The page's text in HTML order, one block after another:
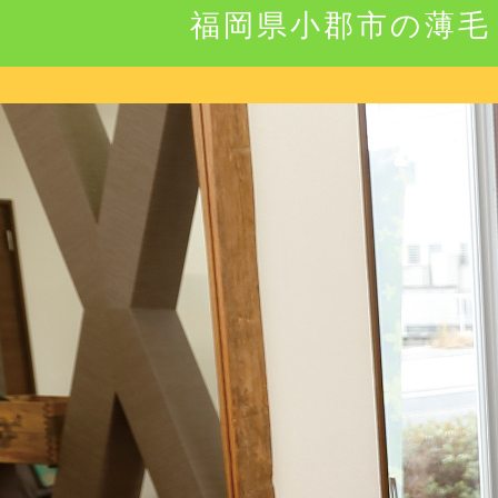
福岡県小郡市の薄